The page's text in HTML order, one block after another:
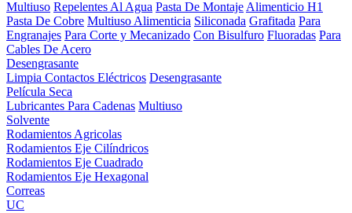
Multiuso Repelentes Al Agua Pasta De Montaje Alimenticio H1
Pasta De Cobre Multiuso Alimenticia Siliconada Grafitada Para
Engranajes Para Corte y Mecanizado Con Bisulfuro Fluoradas Para
Cables De Acero
Desengrasante
Limpia Contactos Eléctricos Desengrasante
Película Seca
Lubricantes Para Cadenas Multiuso
Solvente
Rodamientos Agricolas
Rodamientos Eje Cilíndricos
Rodamientos Eje Cuadrado
Rodamientos Eje Hexagonal
Correas
UC